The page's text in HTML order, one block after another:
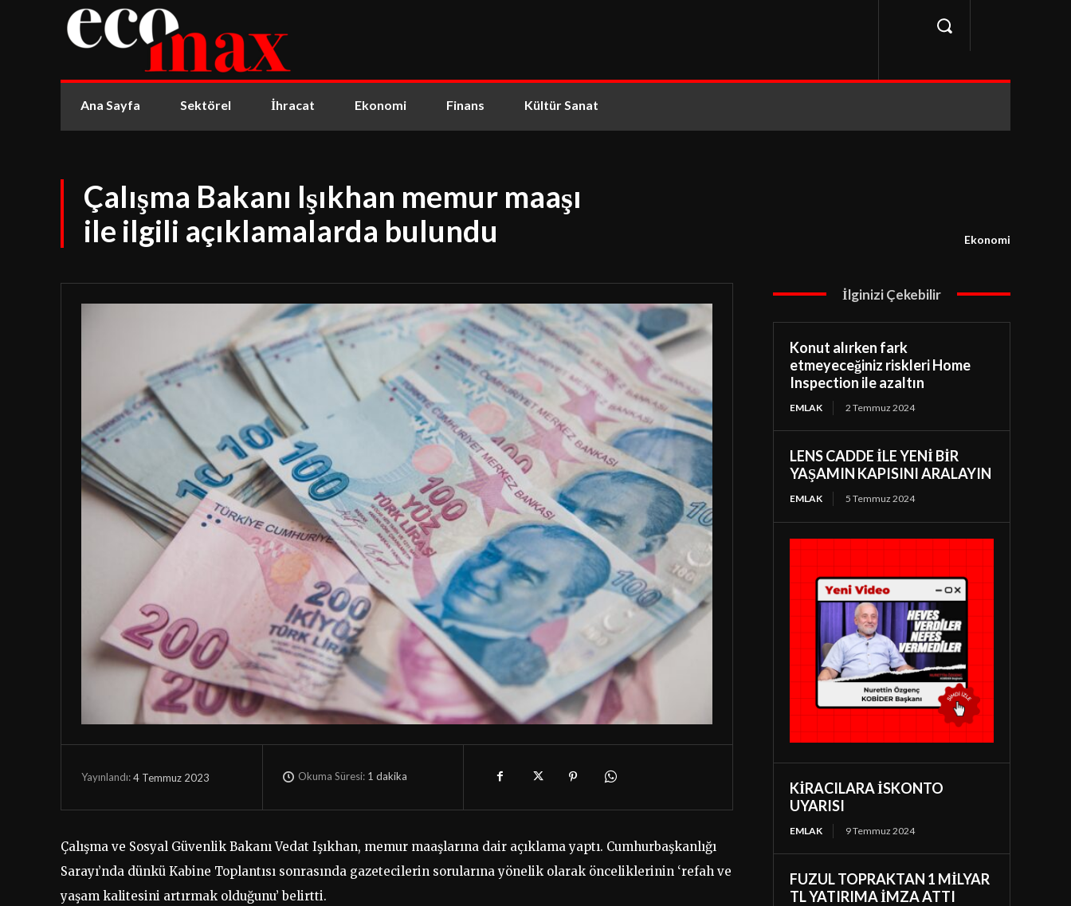
Ana Sayfa Sektörel İhracat Ekonomi Finans Kültür Sanat
Çalışma Bakanı Işıkhan memur maaşı
ile ilgili açıklamalarda bulundu
Ekonomi
Yayınlandı:4 Temmuz 2023 Okuma Süresi: 1 dakika
Çalışma ve Sosyal Güvenlik Bakanı Vedat Işıkhan, memur maaşlarına dair açıklama yaptı. Cumhurbaşkanlığı
Sarayı’nda dünkü Kabine Toplantısı sonrasında gazetecilerin sorularına yönelik olarak önceliklerinin ‘refah ve
yaşam kalitesini artırmak olduğunu’ belirtti.
İlginizi Çekebilir
Konut alırken fark
etmeyeceğiniz riskleri Home
Inspection ile azaltın
EMLAK 2 Temmuz 2024
LENS CADDE İLE YENİ BİR
YAŞAMIN KAPISINI ARALAYIN
EMLAK 5 Temmuz 2024
KİRACILARA İSKONTO
UYARISI
EMLAK 9 Temmuz 2024
FUZUL TOPRAKTAN 1 MİLYAR
TL YATIRIMA İMZA ATTI